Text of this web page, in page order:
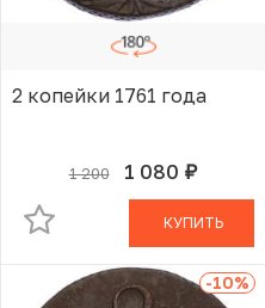
2 копейки 1761 года
1 200 1 080 руб.
В КОРЗИНЕ
КУПИТЬ
-10%